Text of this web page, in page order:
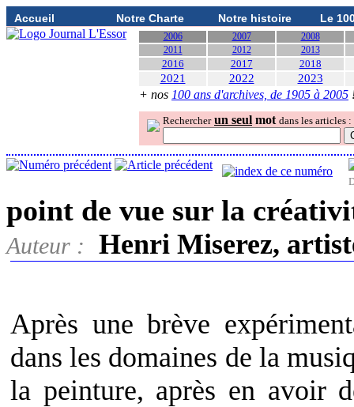
Accueil Notre Charte Notre histoire Le
2006 2007
2008
2011
2012 2013
2016 2017 2018
2021 2022 2023
+ nos 100 ans d'archives, de 1905 à 2005
Rechercher un seul mot dans les articles :
point de vue sur la
Auteur : Henri Miserez,
Après une brève
dans les domaines de la
la peinture, après en avoir